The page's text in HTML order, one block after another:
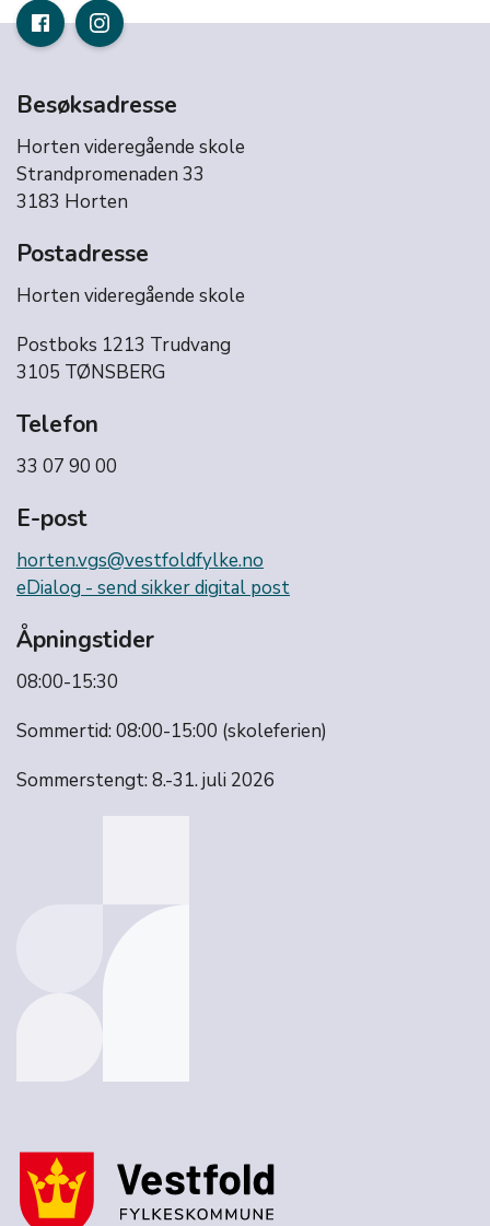
Besøksadresse
Horten videregående skole
Strandpromenaden 33
3183 Horten
Postadresse
Horten videregående skole
Postboks 1213 Trudvang
3105 TØNSBERG
Telefon
33 07 90 00
E-post
horten.vgs@vestfoldfylke.no
eDialog - send sikker digital post
Åpningstider
08:00-15:30
Sommertid: 08:00-15:00 (skoleferien)
Sommerstengt: 8.-31. juli 2026